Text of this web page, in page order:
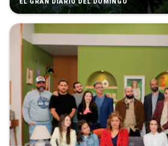
EL GRAN DIARIO DEL DOMINGO